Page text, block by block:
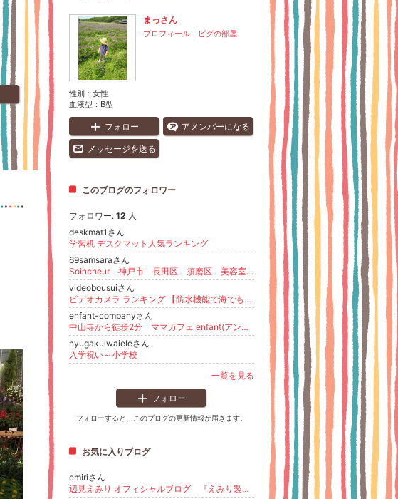
まっさん
プロフィール ｜ ピグの部屋
性別： 女性
血液型： B型
フォロー アメンバーになる
メッセージを送る
このブログのフォロワー
フォロワー: 12 人
deskmat1さん
学習机 デスクマット人気ランキング
69samsaraさん
Soincheur 神戸市 長田区 須磨区 美容室 ヘアサロン ヘッドスパ オーガニック ｿﾜﾝｼｭｰﾙ ・新長田 板宿 ヴィラロドラ
videobousuiさん
ビデオカメラ ランキング 【防水機能で海でも安心なのは？】
enfant-companyさん
中山寺から徒歩2分 ママカフェ enfant(アンファン)
nyugakuiwaieleさん
入学祝い～小学校
一覧を見る
フォロー
フォローすると、このブログの更新情報が届きます。
お気に入りブログ
emiriさん
辺見えみり オフィシャルブログ 『えみり製作所』 Powered by Ameba